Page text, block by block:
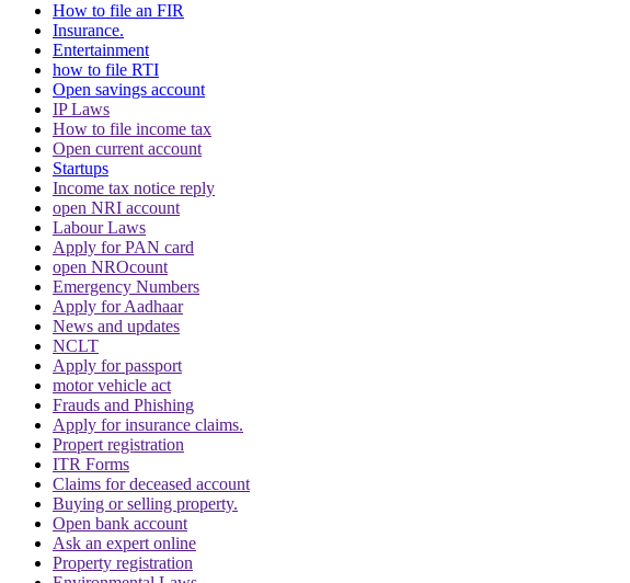
How to file an FIR
Insurance.
Entertainment
how to file RTI
Open savings account
IP Laws
How to file income tax
Open current account
Startups
Income tax notice reply
open NRI account
Labour Laws
Apply for PAN card
open NROcount
Emergency Numbers
Apply for Aadhaar
News and updates
NCLT
Apply for passport
motor vehicle act
Frauds and Phishing
Apply for insurance claims.
Propert registration
ITR Forms
Claims for deceased account
Buying or selling property.
Open bank account
Ask an expert online
Property registration